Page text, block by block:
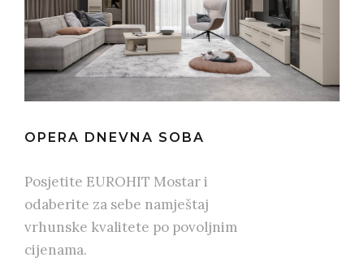
OPERA DNEVNA SOBA
Posjetite EUROHIT Mostar i
odaberite za sebe namještaj
vrhunske kvalitete po povoljnim
cijenama.